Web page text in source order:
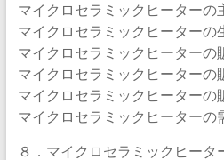
マイクロセラミックヒーターの
マイクロセラミックヒーターの
マイクロセラミックヒーターの
マイクロセラミックヒーターの
マイクロセラミックヒーターの
マイクロセラミックヒーターの
８．マイクロセラミックヒータ